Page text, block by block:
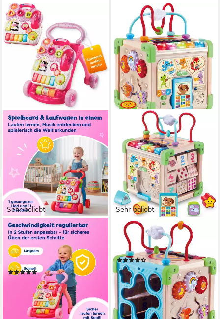
Sehr beliebt
VTECH®
Lauflernwagen VTechBaby,
Spiel-und Laufwagen, mit 11
Kindermelodien
(674)
ab 32,57 € UVP44,99 €
lieferbar - in 1-2 Werktagen bei dir
Sehr beliebt
VTECH®
Motorikwürfel Vtech Baby,
Interaktiver Holz-Spielwürfel
(35)
ab 25,99 € UVP44,99 €
-42%
lieferbar - in 1-2 Werktagen bei dir